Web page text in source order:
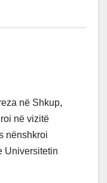
në Shkup,
në vizitë
nënshkroi
Universitetin